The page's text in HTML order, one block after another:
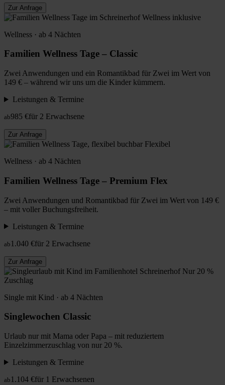
Zur Anfrage
Wellness inklusive
Wellness · ab 4 Nächten
Familien Wellness Tage – Classic
Zwei Anwendungen und ein Romantikbad für Zwei im Wert von
149 € – während wir uns um die Kinder kümmern.
Leistungen & Termine
ab985 €für 2 Erwachsene
Zur Anfrage
Flexibel
Wellness · ab 4 Nächten
Familien Wellness Tage – Premium Flex
Zwei Anwendungen und Romantikbad für Zwei im Wert von 149 €
– mit voller Buchungsfreiheit.
Leistungen & Termine
ab 1.040 €für 2 Erwachsene
Zur Anfrage
Nur 20 %
Zuschlag
Single mit Kind · ab 4 Nächten
Singlewochen Classic
Urlaub nur mit Mama oder Papa – mit reduziertem
Einzelzimmerzuschlag von nur 20 %.
Leistungen & Termine
ab 1.104 €für 1 Erwachsenen